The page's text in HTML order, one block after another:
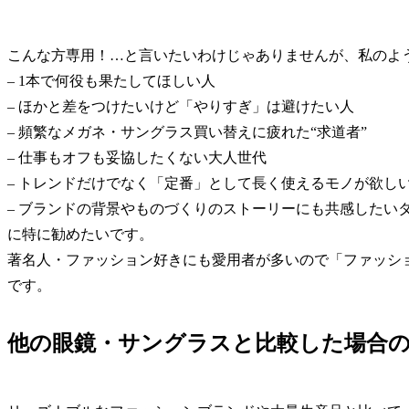
こんな方専用！…と言いたいわけじゃありませんが、私のよ
– 1本で何役も果たしてほしい人
– ほかと差をつけたいけど「やりすぎ」は避けたい人
– 頻繁なメガネ・サングラス買い替えに疲れた“求道者”
– 仕事もオフも妥協したくない大人世代
– トレンドだけでなく「定番」として長く使えるモノが欲し
– ブランドの背景やものづくりのストーリーにも共感したい
に特に勧めたいです。
著名人・ファッション好きにも愛用者が多いので「ファッ
です。
他の眼鏡・サングラスと比較した場合